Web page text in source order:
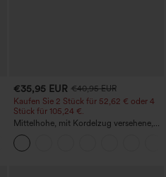
€35,95 EUR €40,95 EUR
Kaufen Sie 2 Stück für 52,62 € oder 4
Stück für 105,24 €.
Mittelhohe, mit Kordelzug versehene,
schnelltrocknende Golfhose mit schmal
zulaufendem Schnitt, abgerundetem
Saum und Taschen – UPF 40+